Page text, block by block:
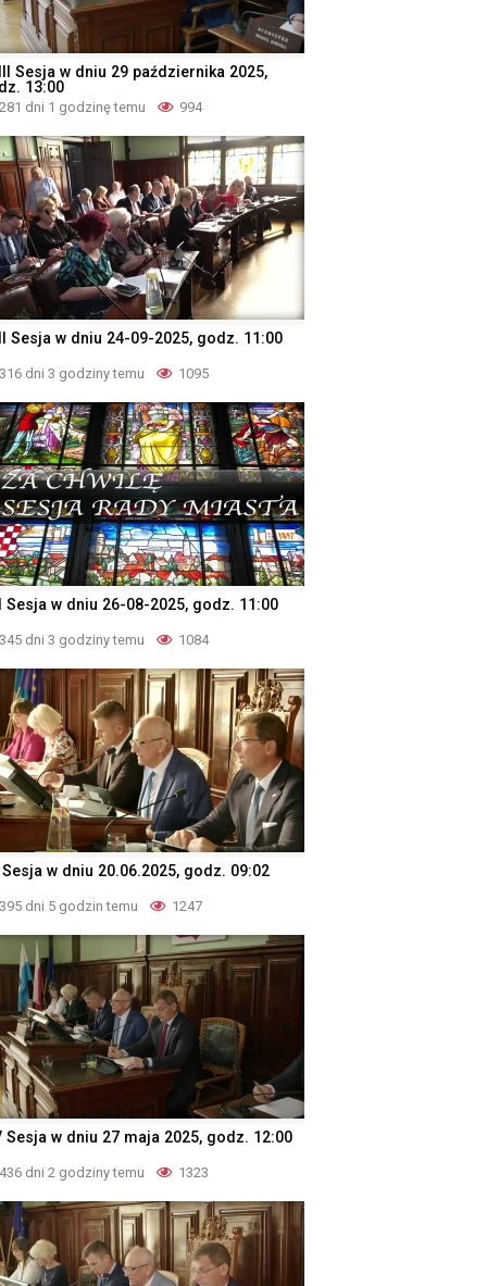
Sesja w dniu 29 października 2025,
13:00
281 dni 1 godzinę temu 994
Sesja w dniu 24-09-2025, godz. 11:00
316 dni 3 godziny temu 1095
Sesja w dniu 26-08-2025, godz. 11:00
345 dni 3 godziny temu 1084
Sesja w dniu 20.06.2025, godz. 09:02
395 dni 5 godzin temu 1247
Sesja w dniu 27 maja 2025, godz. 12:00
436 dni 2 godziny temu 1323